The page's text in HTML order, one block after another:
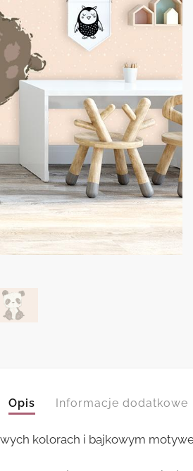
Opis Informacje dodatkowe
kolorach i bajkowym